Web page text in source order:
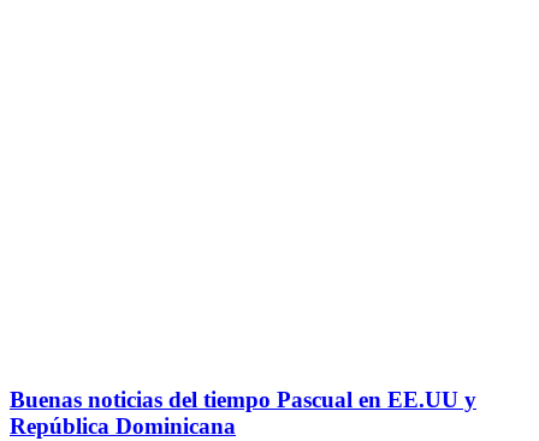
Buenas noticias del tiempo Pascual en EE.UU y
República Dominicana